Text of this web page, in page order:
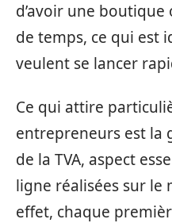
d’avoir une
de temps, ce qui est
veulent se lancer
Ce qui attire
entrepreneurs est la
de la TVA, aspect
ligne réalisées sur le
effet, chaque